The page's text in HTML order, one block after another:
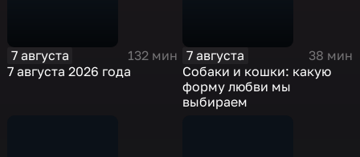
7 августа
132 мин
7 августа 2026 года
7 августа
38 мин
Собаки и кошки: какую
форму любви мы
выбираем